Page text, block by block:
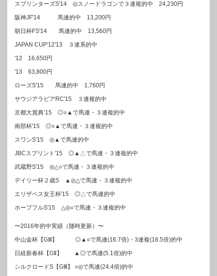
スプリンターズS'14 ◎スノードラゴンで３連複的中 24,230円
阪神JF'14 馬連的中 13,200円
朝日杯FS'14 馬連的中 13,560円
JAPAN CUP'12'13 ３連系的中
'12 16,650円
'13 63,800円
ローズS'15 馬連的中 1,760円
サウジアラビアRC'15 ３連複的中
京都大賞典’15 ◎○▲で馬連・３連複的中
南部杯'15 ◎○▲で馬連・３連複的中
スワンS'15 ◎▲で馬連的中
JBCスプリント'15 ◎▲△で馬連・３連複的中
武蔵野S'15 ◎△○で馬連・３連複的中
デイリー杯２歳S ▲◎△で馬連・３連複的中
エリザベス女王杯'15 ◎△で馬連的中
ホープフルS'15 △◎○で馬連・３連複的中
〜2016年的中実績（随時更新）〜
中山金杯【GⅢ】 ◎▲○で馬連(16.7倍)・3連複(18.5倍)的中
日経新春杯【GⅡ】 ▲◎で馬連(5.1倍)的中
シルクロードS【GⅢ】 ○◎で馬連(24.4倍)的中